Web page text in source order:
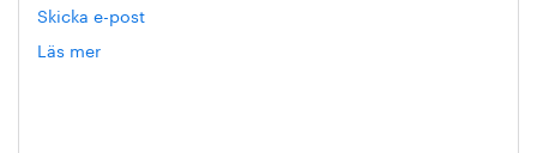
Skicka e-post
Läs mer